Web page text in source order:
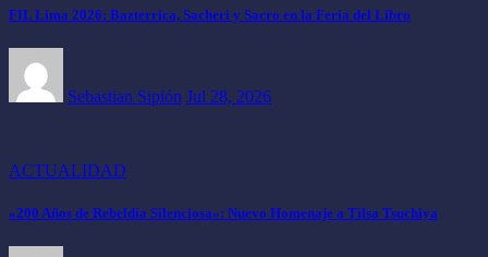
FIL Lima 2026: Bazterrica, Sacheri y Sacro en la Feria del Libro
Sebastian Sipión Jul 28, 2026
ACTUALIDAD
«200 Años de Rebeldía Silenciosa»: Nuevo Homenaje a Tilsa Tsuchiya